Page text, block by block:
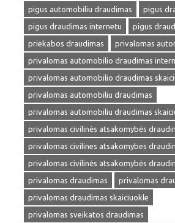
pigus automobiliu draudimas
pigus
pigus draudimas internetu
pigus
priekabos draudimas
privalomas
privalomas automobilio draudimas
privalomas automobilio draudimas
privalomas automobiliu draudimas
privalomas automobiliu draudimas
privalomas civilinės atsakomybės
privalomas civilines atsakomybes
privalomas civilinės atsakomybės
privalomas draudimas
privalomas
privalomas draudimas skaiciuokle
privalomas sveikatos draudimas